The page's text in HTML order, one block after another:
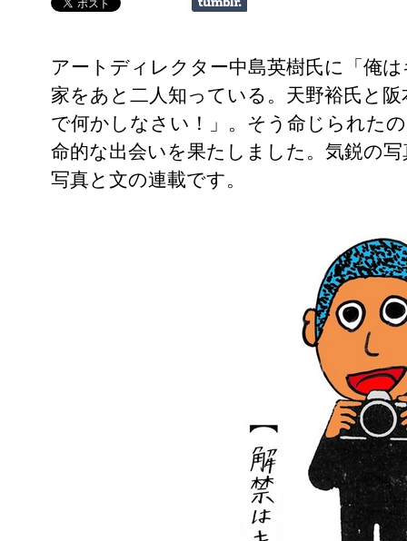
アートディレクター中島英樹氏に「俺
家をあと二人知っている。天野裕氏と
で何かしなさい！」。そう命じられた
命的な出会いを果たしました。気鋭の
写真と文の連載です。